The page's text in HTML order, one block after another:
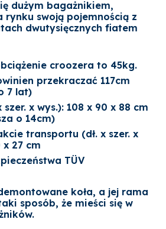
dużym bagażnikiem,
rynku swoją pojemnością z
dwutysięcznych fiatem
croozera to 45kg.
przekraczać 117cm
7 lat)
x wys.): 108 x 90 x 88 cm
o 14cm)
transportu (dł. x szer. x
x 27 cm
TÜV
koła, a jej rama
sposób, że mieści się w